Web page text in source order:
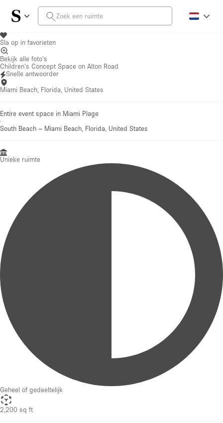
Sla op in favorieten
Bekijk alle foto's
Children's Concept Space on Alton Road
Snelle antwoorder
Miami Beach, Florida, United States
Entire event space in Miami Plage
·
South Beach – Miami Beach, Florida, United States
Unieke ruimte
Geheel of gedeeltelijk
2,200 sq ft